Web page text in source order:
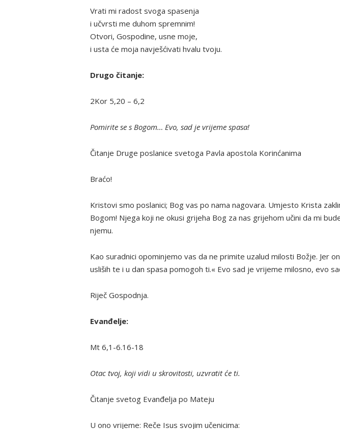
Vrati mi radost svoga spasenja
i učvrsti me duhom spremnim!
Otvori, Gospodine, usne moje,
i usta će moja navješćivati hvalu tvoju.
Drugo čitanje:
2Kor 5,20 – 6,2
Pomirite se s Bogom… Evo, sad je vrijeme spasa!
Čitanje Druge poslanice svetoga Pavla apostola Korinćanima
Braćo!
Kristovi smo poslanici; Bog vas po nama nagovara. Umjesto Krista
Bogom! Njega koji ne okusi grijeha Bog za nas grijehom učini da mi
njemu.
Kao suradnici opominjemo vas da ne primite uzalud milosti Božje. Jer
usliših te i u dan spasa pomogoh ti.« Evo sad je vrijeme milosno, evo
Riječ Gospodnja.
Evanđelje:
Mt 6,1-6.16-18
Otac tvoj, koji vidi u skrovitosti, uzvratit će ti.
Čitanje svetog Evanđelja po Mateju
U ono vrijeme: Reče Isus svojim učenicima: